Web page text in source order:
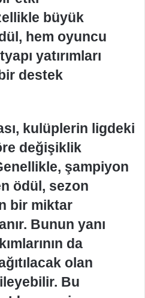
büyük
hem oyuncu
yatırımları
destek
kulüplerin ligdeki
değişiklik
şampiyon
ödül, sezon
bir miktar
Bunun yanı
da
olan
Bu